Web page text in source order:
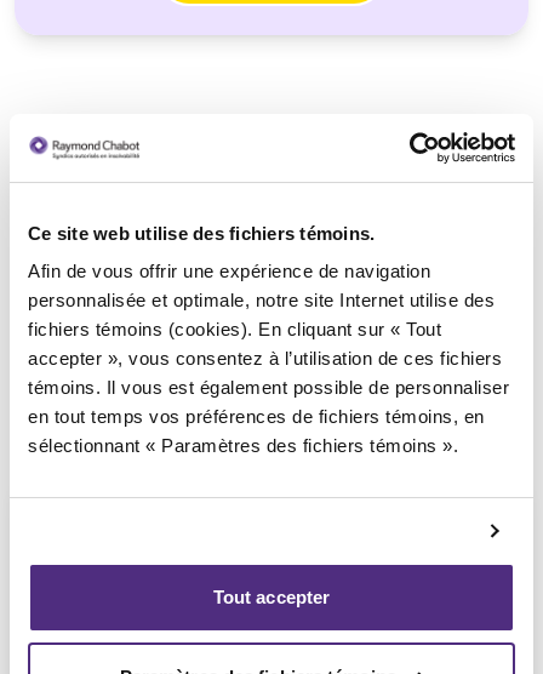
Ce site web utilise des fichiers témoins.
Afin de vous offrir une expérience de navigation
personnalisée et optimale, notre site Internet utilise des
fichiers témoins (cookies). En cliquant sur « Tout
accepter », vous consentez à l’utilisation de ces fichiers
témoins. Il vous est également possible de personnaliser
en tout temps vos préférences de fichiers témoins, en
sélectionnant « Paramètres des fichiers témoins ».
Tout accepter
Syndic responsable du dossier
Emmanuel Phaneuf